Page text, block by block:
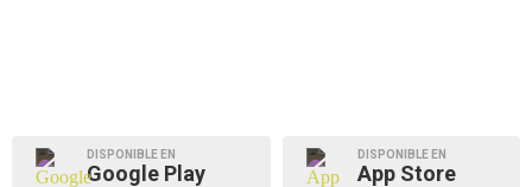
DISPONIBLE EN
Google Play
DISPONIBLE EN
App Store